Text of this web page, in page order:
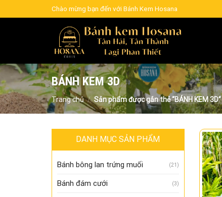
to
Chào mừng bạn đến với Bánh Kem Hosana
BÁNH KEM 3D
Trang chủ / Sản phẩm được gắn thẻ “BÁNH KEM 3D”
DANH MỤC SẢN PHẨM
Bánh bông lan trứng muối (21)
Bánh đám cưới (3)